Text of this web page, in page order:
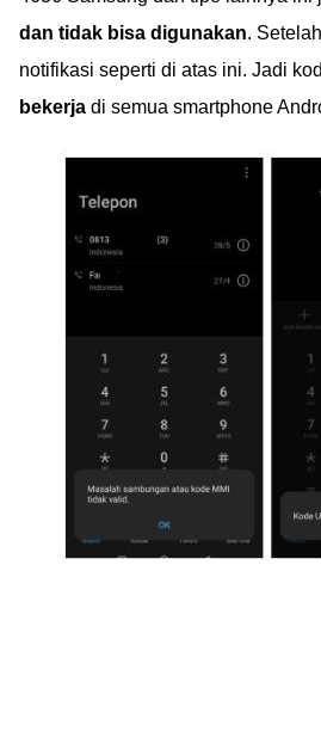
dan tidak bisa digunakan.
notifikasi seperti di atas ini. Jadi
bekerja di semua smartphone